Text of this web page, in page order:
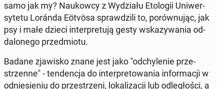
samo jak my? Na­ukow­cy z Wy­dzia­łu Eto­lo­gii Uni­wer­
sy­te­tu Loránda Eötvösa spraw­dzi­li to, po­rów­nu­jąc, jak
psy i małe dzieci in­ter­pre­tu­ją gesty wska­zy­wa­nia od­
da­lo­ne­go przed­mio­tu.
Badane zja­wi­sko znane jest jako "od­chy­le­nie prze­
strzen­ne" - ten­den­cja do in­ter­pre­to­wa­nia in­for­ma­cji w
od­nie­sie­niu do prze­strze­ni, lo­ka­li­za­cji lub od­le­gło­ści, a